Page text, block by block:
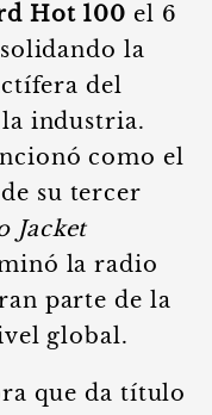
Hot 100 el 6
la
del
industria.
como el
su tercer
Jacket
la radio
parte de la
global.
que da título